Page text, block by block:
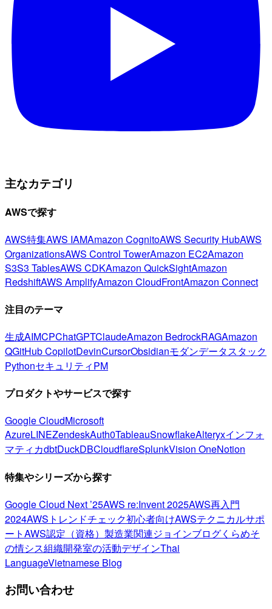
主なカテゴリ
AWSで探す
AWS特集AWS IAMAmazon CognitoAWS Security HubAWS
OrganizationsAWS Control TowerAmazon EC2Amazon
S3S3 TablesAWS CDKAmazon QuickSightAmazon
RedshiftAWS AmplifyAmazon CloudFrontAmazon Connect
注目のテーマ
生成AIMCPChatGPTClaudeAmazon BedrockRAGAmazon
QGitHub CopilotDevinCursorObsidianモダンデータスタック
PythonセキュリティPM
プロダクトやサービスで探す
Google CloudMicrosoft
AzureLINEZendeskAuth0TableauSnowflakeAlteryxインフォ
マティカdbtDuckDBCloudflareSplunkVision OneNotion
特集やシリーズから探す
Google Cloud Next ’25AWS re:Invent 2025AWS再入門
2024AWSトレンドチェック初心者向けAWSテクニカルサポ
ートAWS認定（資格） 製造業関連ジョインブログくらめそ
の情シス組織開発室の活動デザインThai
LanguageVietnamese Blog
お問い合わせ